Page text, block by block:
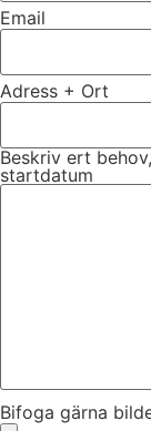
Email
Adress + Ort
Beskriv ert
startdatum
Bifoga gärna